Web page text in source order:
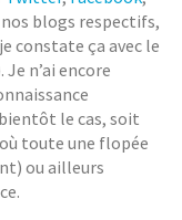
blogs respectifs,
constate ça avec le
n’ai encore
le cas, soit
toute une flopée
ou ailleurs